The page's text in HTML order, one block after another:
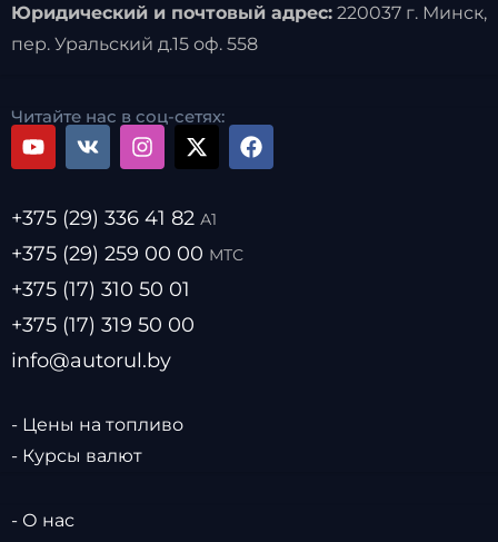
Юридический и почтовый адрес:220037 г. Минск,
пер. Уральский д.15 оф. 558
Читайте нас в соц-сетях:
+375 (29) 336 41 82 А1
+375 (29) 259 00 00 МТС
+375 (17) 310 50 01
+375 (17) 319 50 00
info@autorul.by
- Цены на топливо
- Курсы валют
- О нас